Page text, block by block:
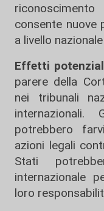
consente nuove
a livello
Effetti
parere della
nei tribunali
potrebbero
azioni legali
Stati
internazionale
loro